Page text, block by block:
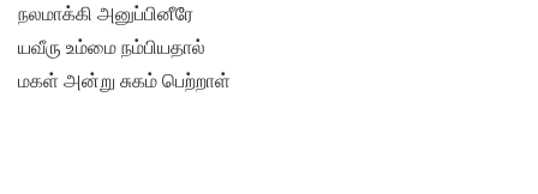
நலமாக்கி அனுப்பினீரே
யவீரு உம்மை நம்பியதால்
மகள் அன்று சுகம் பெற்றாள்